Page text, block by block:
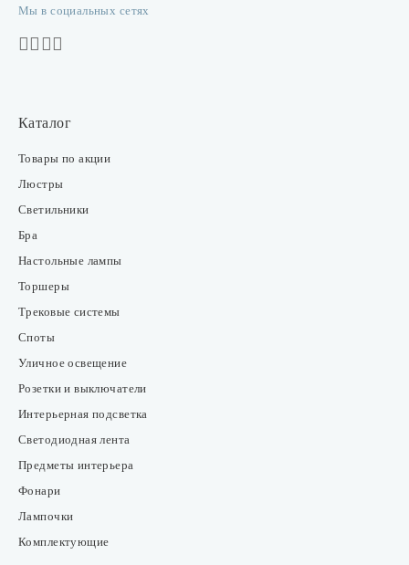
Мы в социальных сетях
Каталог
Товары по акции
Люстры
Светильники
Бра
Настольные лампы
Торшеры
Трековые системы
Споты
Уличное освещение
Розетки и выключатели
Интерьерная подсветка
Светодиодная лента
Предметы интерьера
Фонари
Лампочки
Комплектующие